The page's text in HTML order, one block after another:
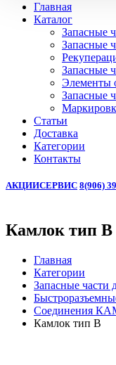
Главная
Каталог
Запасные
Запасные
Запасные
Элементы
Запасные
Статьи
Доставка
Категории
Контакты
АКЦИИСЕРВИС 8(906)
Камлок тип B
Главная
Категории
Запасные части
Соединения
Камлок тип B